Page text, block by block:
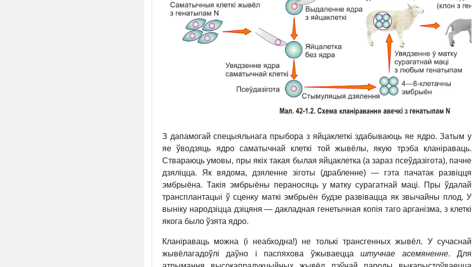
З дапамогай спецыяльнага прыбора з яйцаклеткі здабываюць яе ядро. Затым у
яе ўводзяць ядро саматычнай клеткі той жывёлы, якую трэба кланіраваць.
Ствараюць умовы, пры якіх такая былая яйцаклетка (а зараз псеўдазігота), пачне
дзяліцца. Як вядома, дзяленне зіготы (драбленне) — гэта пачатак развіцця
эмбрыёна. Такія эмбрыёны пераносяць у матку сурагатнай маці. Пры ўдалай
трансплантацыі ў сценку маткі эмбрыён будзе развівацца як звычайны плод. У
выніку народзіцца дзіцяня — дакладная генетычная копія таго арганізма, з клеткі
якога было ўзята ядро.
Кланіраваць можна (і неабходна!) не толькі трансгенных жывёл. У сучаснай
жывёлагадоўлі даўно і паспяхова ўжываеццаштучнае асемяненне. Для